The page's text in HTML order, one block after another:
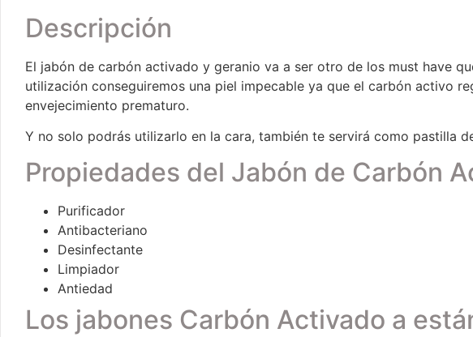
Descripción
El jabón de carbón activado y geranio va a ser otro de los must have
utilización conseguiremos una piel impecable ya que el carbón activo
envejecimiento prematuro.
Y no solo podrás utilizarlo en la cara, también te servirá como pastilla
Propiedades del Jabón de Carbón
Purificador
Antibacteriano
Desinfectante
Limpiador
Antiedad
Los jabones Carbón Activado a